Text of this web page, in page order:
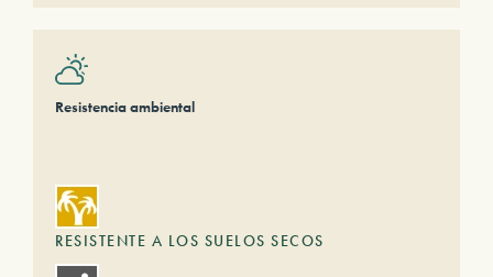
Resistencia ambiental
RESISTENTE A LOS SUELOS SECOS